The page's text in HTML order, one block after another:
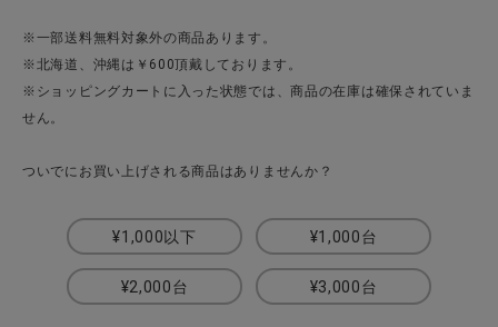
ACCOUNT MENU
ようこそ ゲスト 様
※一部送料無料対象外の商品あります。
※北海道、沖縄は￥600頂戴しております。
※ショッピングカートに入った状態では、商品の在庫は確保されていま
せん。
ついでにお買い上げされる商品はありませんか？
¥1,000以下 ¥1,000台
¥2,000台 ¥3,000台